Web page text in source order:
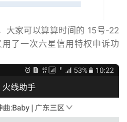
大家可以算算时间的 15号-22
了一次六星信用特权申诉功